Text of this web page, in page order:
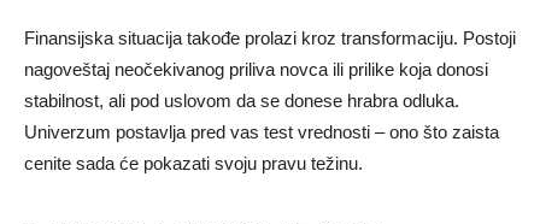
Finansijska situacija takođe prolazi kroz transformaciju. Postoji
nagoveštaj neočekivanog priliva novca ili prilike koja donosi
stabilnost, ali pod uslovom da se donese hrabra odluka.
Univerzum postavlja pred vas test vrednosti – ono što zaista
cenite sada će pokazati svoju pravu težinu.